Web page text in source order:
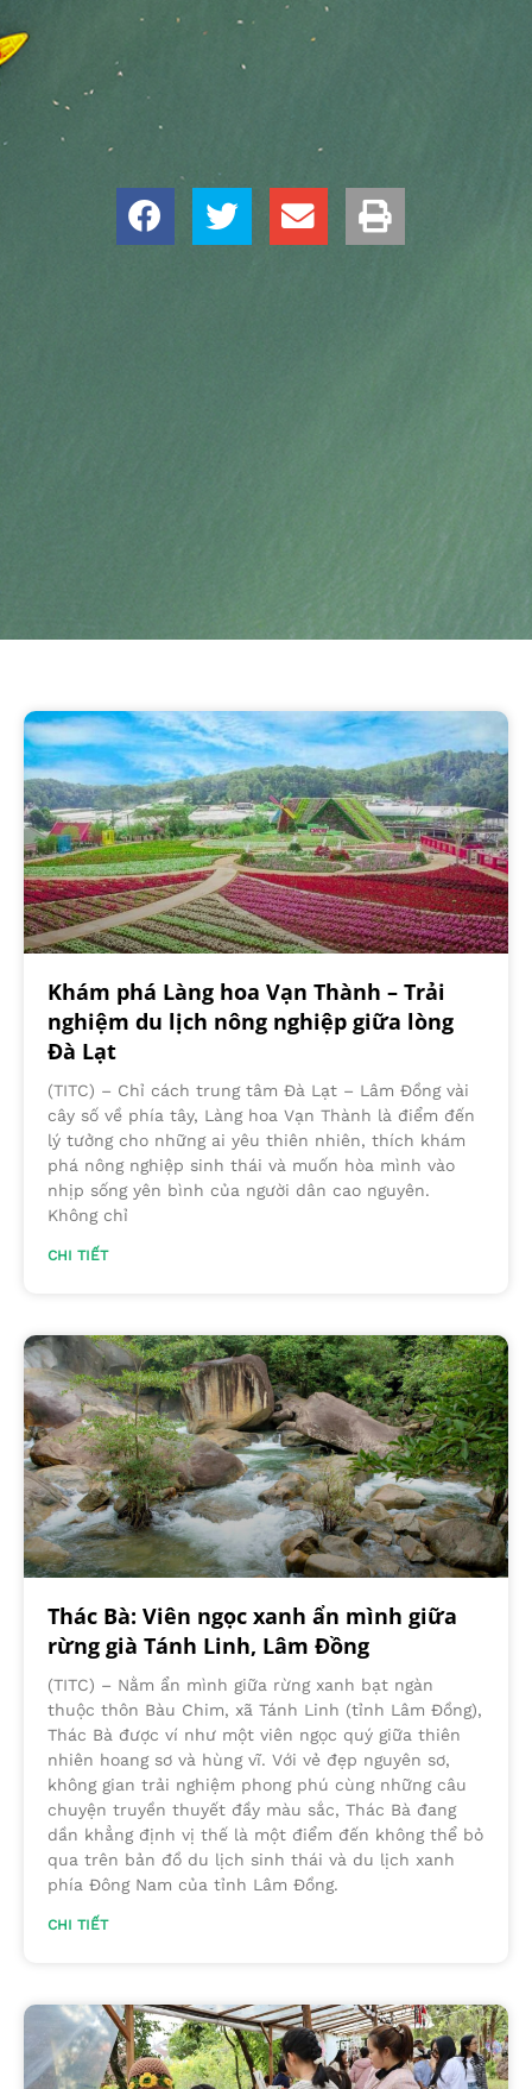
Khám phá Làng hoa Vạn Thành – Trải
nghiệm du lịch nông nghiệp giữa lòng
Đà Lạt
(TITC) – Chỉ cách trung tâm Đà Lạt – Lâm Đồng vài
cây số về phía tây, Làng hoa Vạn Thành là điểm đến
lý tưởng cho những ai yêu thiên nhiên, thích khám
phá nông nghiệp sinh thái và muốn hòa mình vào
nhịp sống yên bình của người dân cao nguyên.
Không chỉ
CHI TIẾT
Thác Bà: Viên ngọc xanh ẩn mình giữa
rừng già Tánh Linh, Lâm Đồng
(TITC) – Nằm ẩn mình giữa rừng xanh bạt ngàn
thuộc thôn Bàu Chim, xã Tánh Linh (tỉnh Lâm Đồng),
Thác Bà được ví như một viên ngọc quý giữa thiên
nhiên hoang sơ và hùng vĩ. Với vẻ đẹp nguyên sơ,
không gian trải nghiệm phong phú cùng những câu
chuyện truyền thuyết đầy màu sắc, Thác Bà đang
dần khẳng định vị thế là một điểm đến không thể bỏ
qua trên bản đồ du lịch sinh thái và du lịch xanh
phía Đông Nam của tỉnh Lâm Đồng.
CHI TIẾT